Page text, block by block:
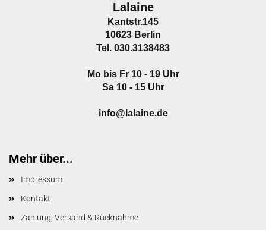
Lalaine
Kantstr.145
10623 Berlin
Tel. 030.3138483
Mo bis Fr 10 - 19 Uhr
Sa 10 - 15 Uhr
info@lalaine.de
Mehr über...
Impressum
Kontakt
Zahlung, Versand & Rücknahme